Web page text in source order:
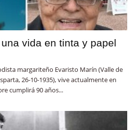
vida en tinta y papel
margariteño Evaristo Marín (Valle de
26-10-1935), vive actualmente en
cumplirá 90 años...